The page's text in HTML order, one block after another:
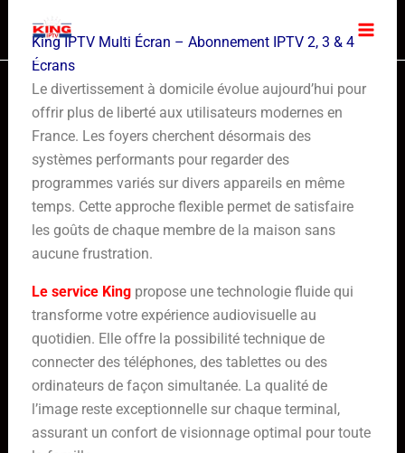
content
King IPTV Multi Écran – Abonnement IPTV 2, 3 & 4
Écrans
Le divertissement à domicile évolue aujourd’hui pour
offrir plus de liberté aux utilisateurs modernes en
France. Les foyers cherchent désormais des
systèmes performants pour regarder des
programmes variés sur divers appareils en même
temps. Cette approche flexible permet de satisfaire
les goûts de chaque membre de la maison sans
aucune frustration.
Le service Kingpropose une technologie fluide qui
transforme votre expérience audiovisuelle au
quotidien. Elle offre la possibilité technique de
connecter des téléphones, des tablettes ou des
ordinateurs de façon simultanée. La qualité de
l’image reste exceptionnelle sur chaque terminal,
assurant un confort de visionnage optimal pour toute